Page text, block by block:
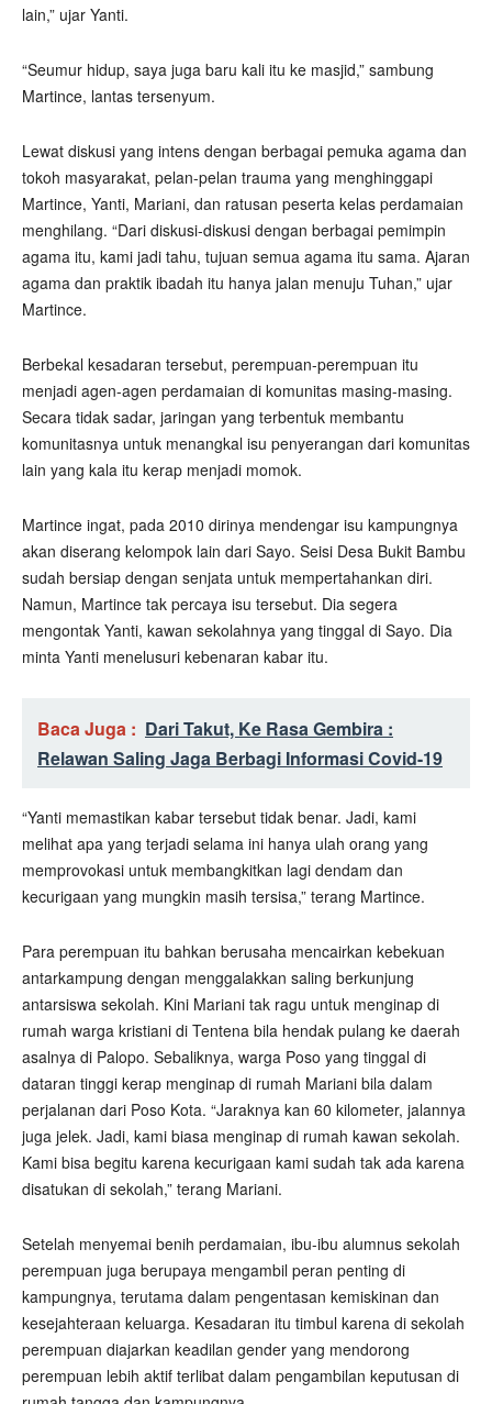
lain,” ujar Yanti.
“Seumur hidup, saya juga baru kali itu ke masjid,” sambung
Martince, lantas tersenyum.
Lewat diskusi yang intens dengan berbagai pemuka agama dan
tokoh masyarakat, pelan-pelan trauma yang menghinggapi
Martince, Yanti, Mariani, dan ratusan peserta kelas perdamaian
menghilang. “Dari diskusi-diskusi dengan berbagai pemimpin
agama itu, kami jadi tahu, tujuan semua agama itu sama. Ajaran
agama dan praktik ibadah itu hanya jalan menuju Tuhan,” ujar
Martince.
Berbekal kesadaran tersebut, perempuan-perempuan itu
menjadi agen-agen perdamaian di komunitas masing-masing.
Secara tidak sadar, jaringan yang terbentuk membantu
komunitasnya untuk menangkal isu penyerangan dari komunitas
lain yang kala itu kerap menjadi momok.
Martince ingat, pada 2010 dirinya mendengar isu kampungnya
akan diserang kelompok lain dari Sayo. Seisi Desa Bukit Bambu
sudah bersiap dengan senjata untuk mempertahankan diri.
Namun, Martince tak percaya isu tersebut. Dia segera
mengontak Yanti, kawan sekolahnya yang tinggal di Sayo. Dia
minta Yanti menelusuri kebenaran kabar itu.
Baca Juga : Dari Takut, Ke Rasa Gembira :
Relawan Saling Jaga Berbagi Informasi Covid-19
“Yanti memastikan kabar tersebut tidak benar. Jadi, kami
melihat apa yang terjadi selama ini hanya ulah orang yang
memprovokasi untuk membangkitkan lagi dendam dan
kecurigaan yang mungkin masih tersisa,” terang Martince.
Para perempuan itu bahkan berusaha mencairkan kebekuan
antarkampung dengan menggalakkan saling berkunjung
antarsiswa sekolah. Kini Mariani tak ragu untuk menginap di
rumah warga kristiani di Tentena bila hendak pulang ke daerah
asalnya di Palopo. Sebaliknya, warga Poso yang tinggal di
dataran tinggi kerap menginap di rumah Mariani bila dalam
perjalanan dari Poso Kota. “Jaraknya kan 60 kilometer, jalannya
juga jelek. Jadi, kami biasa menginap di rumah kawan sekolah.
Kami bisa begitu karena kecurigaan kami sudah tak ada karena
disatukan di sekolah,” terang Mariani.
Setelah menyemai benih perdamaian, ibu-ibu alumnus sekolah
perempuan juga berupaya mengambil peran penting di
kampungnya, terutama dalam pengentasan kemiskinan dan
kesejahteraan keluarga. Kesadaran itu timbul karena di sekolah
perempuan diajarkan keadilan gender yang mendorong
perempuan lebih aktif terlibat dalam pengambilan keputusan di